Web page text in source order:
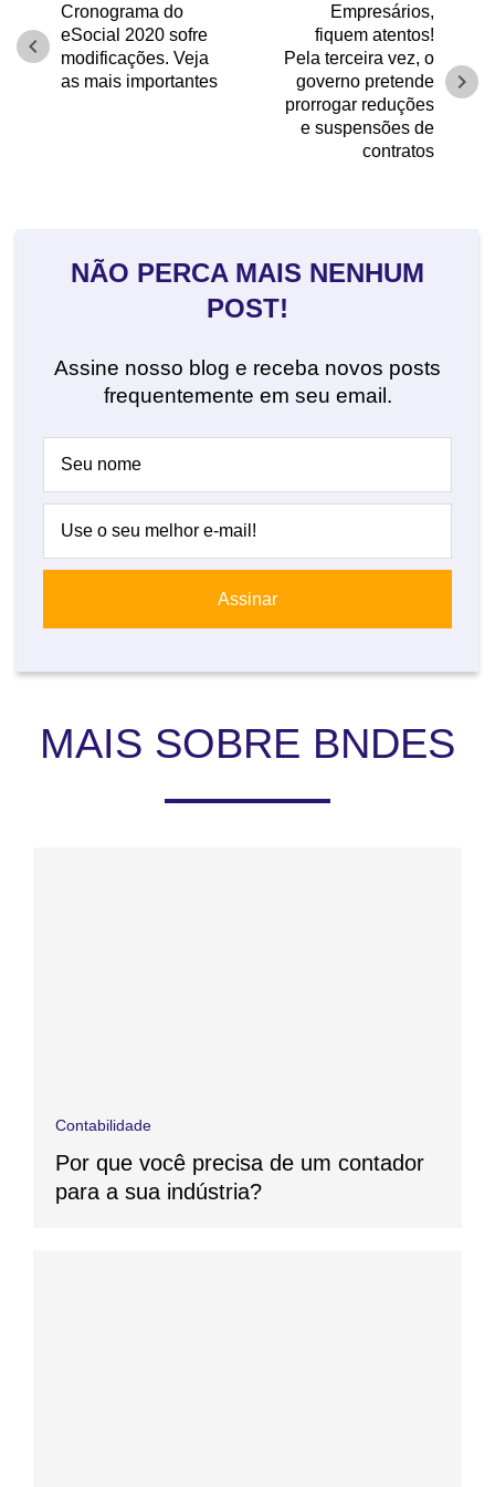
Cronograma do
eSocial 2020 sofre
modificações. Veja
as mais importantes
chevron_left
Empresários,
fiquem atentos!
Pela terceira vez, o
governo pretende
prorrogar reduções
e suspensões de
contratos
chevron_right
NÃO PERCA MAIS NENHUM
POST!
Assine nosso blog e receba novos posts
frequentemente em seu email.
MAIS SOBRE BNDES
Contabilidade
Por que você precisa de um contador
para a sua indústria?